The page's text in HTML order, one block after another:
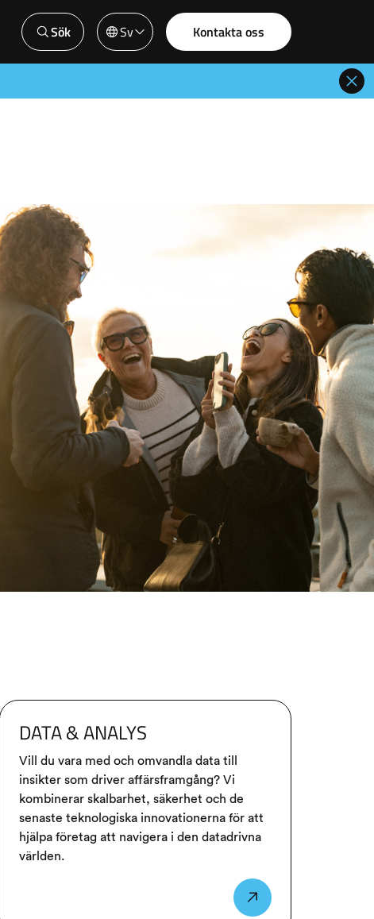
Sök Sv Kontakta oss
DATA & ANALYS
Vill du vara med och omvandla data till
insikter som driver affärsframgång? Vi
kombinerar skalbarhet, säkerhet och de
senaste teknologiska innovationerna för att
hjälpa företag att navigera i den datadrivna
världen.